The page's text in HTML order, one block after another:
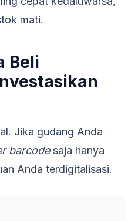
mati.
Beli
Jika gudang Anda
barcodesaja hanya
Anda terdigitalisasi.